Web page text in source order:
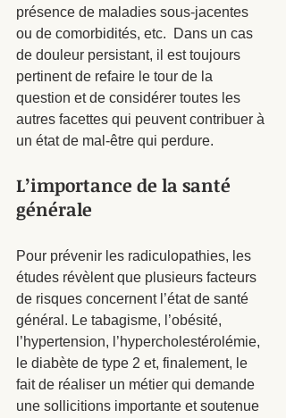
présence de maladies sous-jacentes
ou de comorbidités, etc.  Dans un cas
de douleur persistant, il est toujours
pertinent de refaire le tour de la
question et de considérer toutes les
autres facettes qui peuvent contribuer à
un état de mal-être qui perdure.
L’importance de la santé
générale
Pour prévenir les radiculopathies, les
études révèlent que plusieurs facteurs
de risques concernent l’état de santé
général. Le tabagisme, l’obésité,
l’hypertension, l’hypercholestérolémie,
le diabète de type 2 et, finalement, le
fait de réaliser un métier qui demande
une sollicitions importante et soutenue